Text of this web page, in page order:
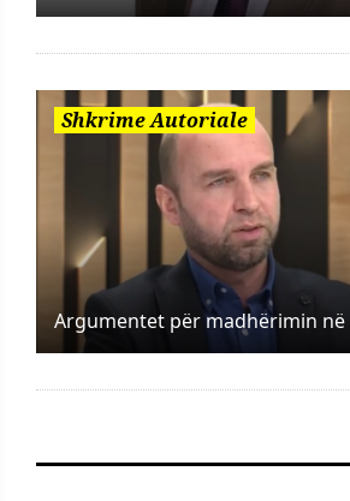
Shkrime Autoriale
Argumentet për madhërimin